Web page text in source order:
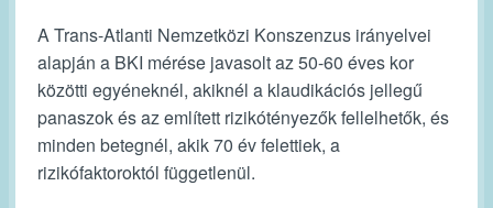
A Trans-Atlanti Nemzetközi Konszenzus irányelvei
alapján a BKI mérése javasolt az 50-60 éves kor
közötti egyéneknél, akiknél a klaudikációs jellegű
panaszok és az említett rizikótényezők fellelhetők, és
minden betegnél, akik 70 év felettiek, a
rizikófaktoroktól függetlenül.